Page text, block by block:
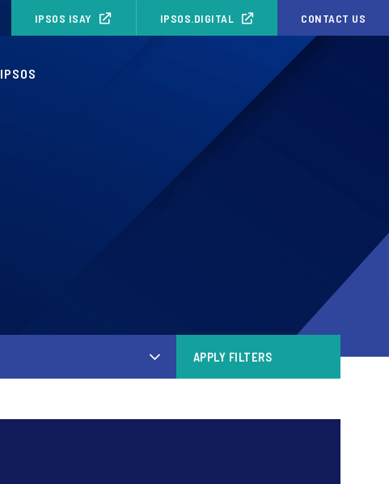
IPSOS ISAY IPSOS.DIGITAL CONTACT US
APPLY FILTERS